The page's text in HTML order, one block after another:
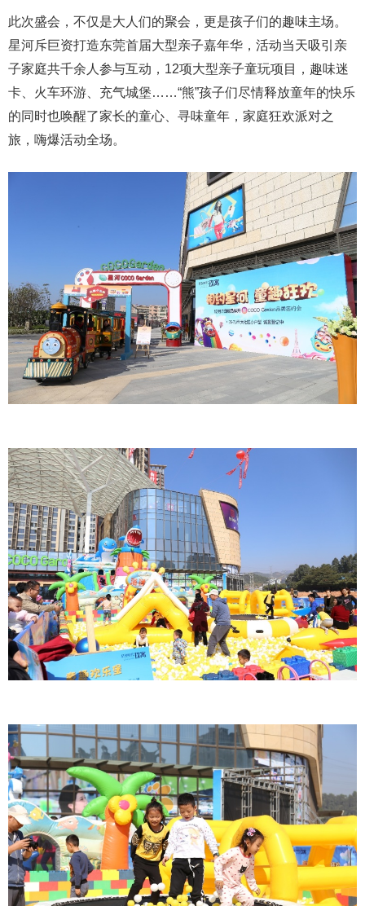
此次盛会，不仅是大人们的聚会，更是孩子们的趣味主场。
星河斥巨资打造东莞首届大型亲子嘉年华，活动当天吸引亲
子家庭共千余人参与互动，12项大型亲子童玩项目，趣味迷
卡、火车环游、充气城堡……“熊”孩子们尽情释放童年的快乐
的同时也唤醒了家长的童心、寻味童年，家庭狂欢派对之
旅，嗨爆活动全场。